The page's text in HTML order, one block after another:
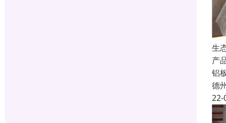
生
产
铝
德
22-